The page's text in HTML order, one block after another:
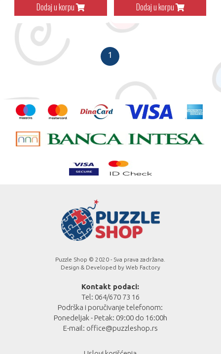
Dodaj u korpu Dodaj u korpu
1
Puzzle Shop © 2020 - Sva prava zadržana.
Design & Developed by Web Factory
Kontakt podaci:
Tel: 064/670 73 16
Podrška i poručivanje telefonom:
Ponedeljak - Petak: 09:00 do 16:00h
E-mail: office@puzzleshop.rs